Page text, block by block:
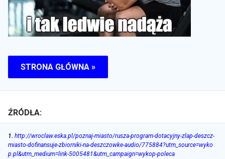
STRONA GŁÓWNA »
ŹRÓDŁA:
1. http://wroclaw.eska.pl/poznaj-miasto/rusza-program-dotacyjny-zlap-deszcz-
miasto-dofinansuje-zbiorniki-na-deszczowke-audio/775884?utm_source=wyko
p.pl&utm_medium=link-5005481&utm_campaign=wykop-poleca